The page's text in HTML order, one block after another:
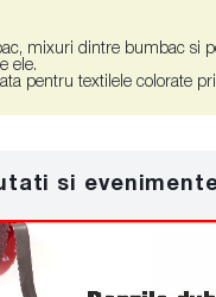
mixuri dintre bumbac si
ele.
pentru textilele colorate
si